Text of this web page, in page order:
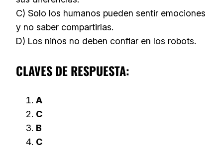
C) Solo los humanos pueden sentir emociones
y no saber compartirlas.
D) Los niños no deben confiar en los robots.
CLAVES DE RESPUESTA:
A
C
B
C